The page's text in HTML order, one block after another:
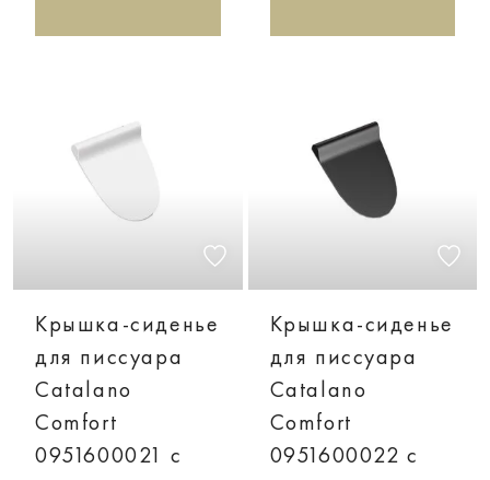
Крышка-сиденье
для писсуара
Catalano
Comfort
0951600021 с
Крышка-сиденье
для писсуара
Catalano
Comfort
0951600022 с